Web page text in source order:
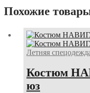
Похожие
Летняя
Костюм
юз